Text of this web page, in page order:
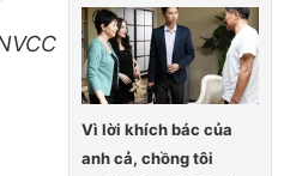
Vì lời khích bác của
anh cả, chồng tôi